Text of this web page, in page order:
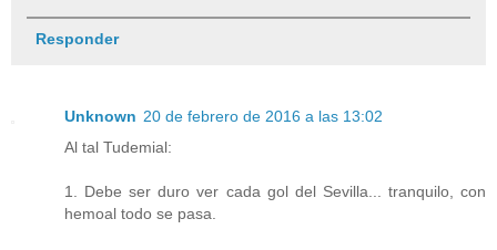
Responder
Unknown 20 de febrero de 2016 a las 13:02
Al tal Tudemial:
1. Debe ser duro ver cada gol del Sevilla... tranquilo, con
hemoal todo se pasa.